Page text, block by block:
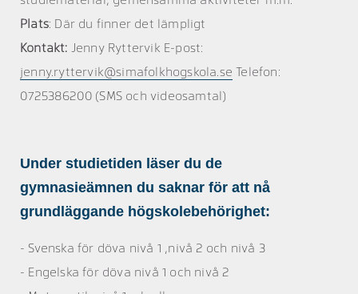
Plats: Där du finner det lämpligt
Kontakt: Jenny Ryttervik E-post:
jenny.ryttervik@simafolkhogskola.se Telefon:
0725386200 (SMS och videosamtal)
Under studietiden läser du de
gymnasieämnen du saknar för att nå
grundläggande högskolebehörighet:
- Svenska för döva nivå 1 ,nivå 2 och nivå 3
- Engelska för döva nivå 1 och nivå 2